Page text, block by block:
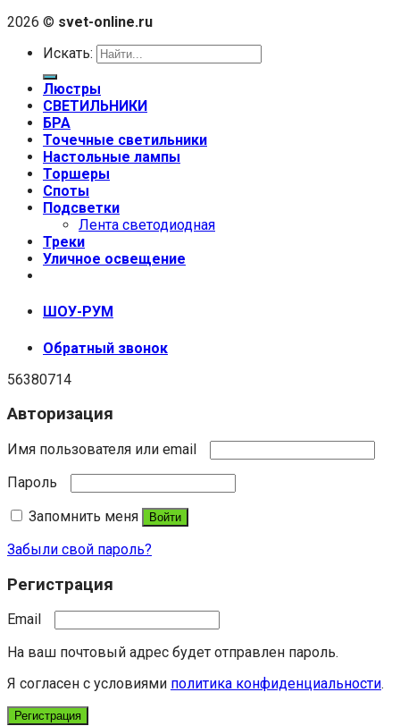
2026 © svet-online.ru
Искать:
Люстры
СВЕТИЛЬНИКИ
БРА
Точечные светильники
Настольные лампы
Торшеры
Споты
Подсветки
Лента светодиодная
Треки
Уличное освещение
ШОУ-РУМ
Обратный звонок
56380714
Авторизация
Имя пользователя или email
Пароль
Запомнить меня
Войти
Забыли свой пароль?
Регистрация
Email
На ваш почтовый адрес будет отправлен пароль.
Я согласен с условиями политика конфиденциальности.
Регистрация